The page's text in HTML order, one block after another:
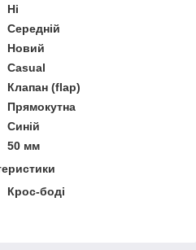
Ні
Середній
Новий
Casual
Клапан (flap)
Прямокутна
Синій
50 мм
Крос-боді